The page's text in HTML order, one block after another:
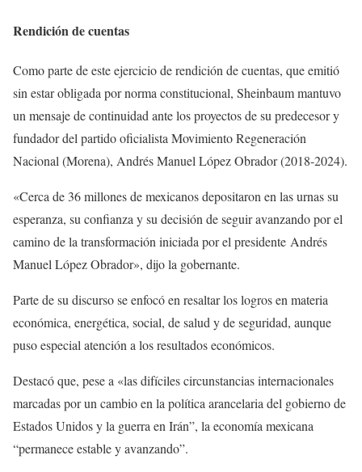
Rendición de cuentas
Como parte de este ejercicio de rendición de cuentas, que emitió
sin estar obligada por norma constitucional, Sheinbaum mantuvo
un mensaje de continuidad ante los proyectos de su predecesor y
fundador del partido oficialista Movimiento Regeneración
Nacional (Morena), Andrés Manuel López Obrador (2018-2024).
«Cerca de 36 millones de mexicanos depositaron en las urnas su
esperanza, su confianza y su decisión de seguir avanzando por el
camino de la transformación iniciada por el presidente Andrés
Manuel López Obrador», dijo la gobernante.
Parte de su discurso se enfocó en resaltar los logros en materia
económica, energética, social, de salud y de seguridad, aunque
puso especial atención a los resultados económicos.
Destacó que, pese a «las difíciles circunstancias internacionales
marcadas por un cambio en la política arancelaria del gobierno de
Estados Unidos y la guerra en Irán”, la economía mexicana
“permanece estable y avanzando”.